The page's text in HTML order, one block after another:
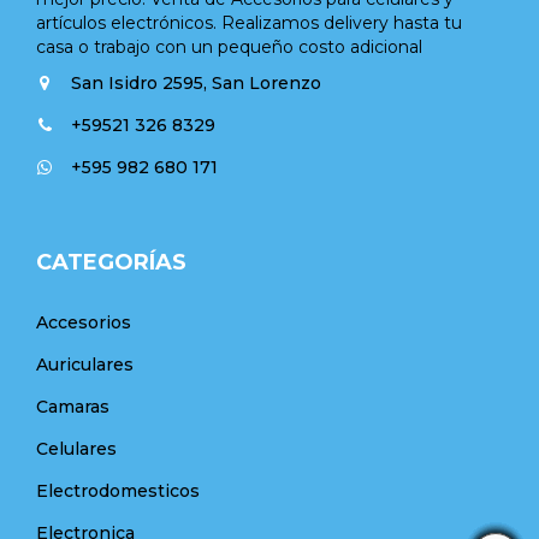
artículos electrónicos. Realizamos delivery hasta tu
casa o trabajo con un pequeño costo adicional
San Isidro 2595, San Lorenzo
+59521 326 8329
+595 982 680 171
CATEGORÍAS
Accesorios
Auriculares
Camaras
Celulares
Electrodomesticos
Electronica